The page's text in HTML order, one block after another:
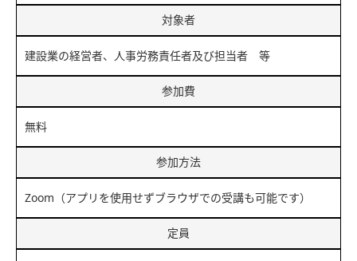
対象者
建設業の経営者、人事労務責任者及び担当者 等
参加費
無料
参加方法
Zoom（アプリを使用せずブラウザでの受講も可能です）
定員